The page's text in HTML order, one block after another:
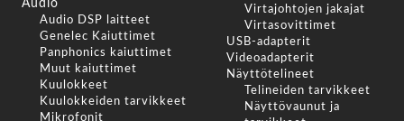
Audio
Audio DSP laitteet
Genelec Kaiuttimet
Panphonics kaiuttimet
Muut kaiuttimet
Kuulokkeet
Kuulokkeiden tarvikkeet
Mikrofonit
Virtajohtojen jakajat
Virtasovittimet
USB-adapterit
Videoadapterit
Näyttötelineet
Telineiden tarvikkeet
Näyttövaunut ja